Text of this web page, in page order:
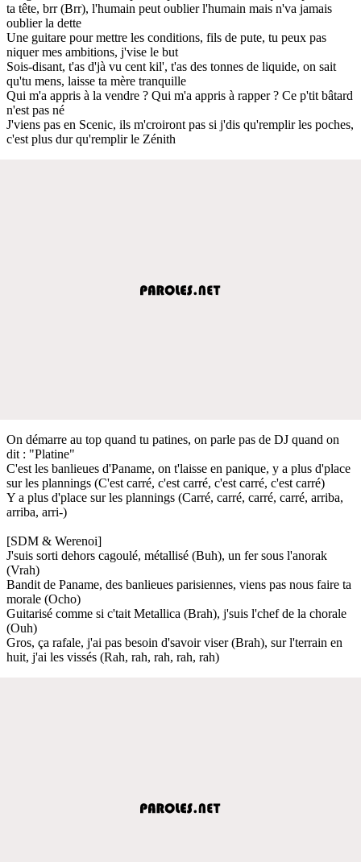
ta tête, brr (Brr), l'humain peut oublier l'humain mais n'va jamais
oublier la dette
Une guitare pour mettre les conditions, fils de pute, tu peux pas
niquer mes ambitions, j'vise le but
Sois-disant, t'as d'jà vu cent kil', t'as des tonnes de liquide, on sait
qu'tu mens, laisse ta mère tranquille
Qui m'a appris à la vendre ? Qui m'a appris à rapper ? Ce p'tit bâtard
n'est pas né
J'viens pas en Scenic, ils m'croiront pas si j'dis qu'remplir les poches,
c'est plus dur qu'remplir le Zénith
On démarre au top quand tu patines, on parle pas de DJ quand on
dit : "Platine"
C'est les banlieues d'Paname, on t'laisse en panique, y a plus d'place
sur les plannings (C'est carré, c'est carré, c'est carré, c'est carré)
Y a plus d'place sur les plannings (Carré, carré, carré, carré, arriba,
arriba, arri-)
[SDM & Werenoi]
J'suis sorti dehors cagoulé, métallisé (Buh), un fer sous l'anorak
(Vrah)
Bandit de Paname, des banlieues parisiennes, viens pas nous faire ta
morale (Ocho)
Guitarisé comme si c'tait Metallica (Brah), j'suis l'chef de la chorale
(Ouh)
Gros, ça rafale, j'ai pas besoin d'savoir viser (Brah), sur l'terrain en
huit, j'ai les vissés (Rah, rah, rah, rah, rah)